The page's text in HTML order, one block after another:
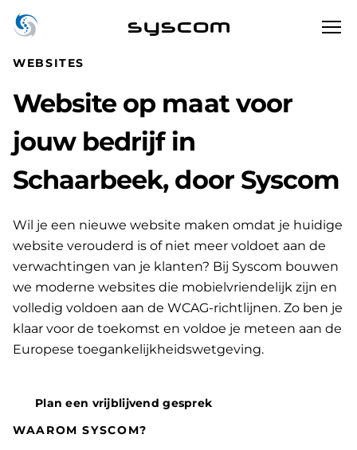
syscom
WEBSITES
Website op maat voor
jouw bedrijf in
Schaarbeek, door Syscom
Wil je een nieuwe website maken omdat je huidige
website verouderd is of niet meer voldoet aan de
verwachtingen van je klanten? Bij Syscom bouwen
we moderne websites die mobielvriendelijk zijn en
volledig voldoen aan de WCAG-richtlijnen. Zo ben je
klaar voor de toekomst en voldoe je meteen aan de
Europese toegankelijkheidswetgeving.
Plan een vrijblijvend gesprek
WAAROM SYSCOM?